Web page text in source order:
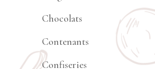
Chocolats
Contenants
Confiseries